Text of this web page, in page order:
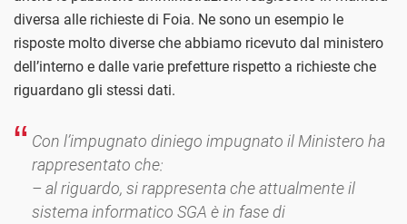
diversa alle richieste di Foia. Ne sono un esempio le
risposte molto diverse che abbiamo ricevuto dal ministero
dell’interno e dalle varie prefetture rispetto a richieste che
riguardano gli stessi dati.
Con l’impugnato diniego impugnato il Ministero ha
rappresentato che:
– al riguardo, si rappresenta che attualmente il
sistema informatico SGA è in fase di